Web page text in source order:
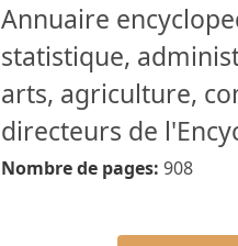
Annuaire
statistique,
arts, agriculture,
directeurs de
Nombre de pages: 908